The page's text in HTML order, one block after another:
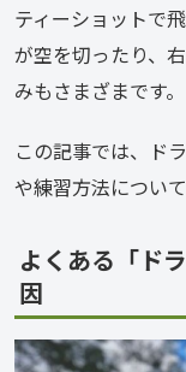
ティーショットで
が空を切ったり、
みもさまざまです。
この記事では、ド
や練習方法につい
よくある「ド
因